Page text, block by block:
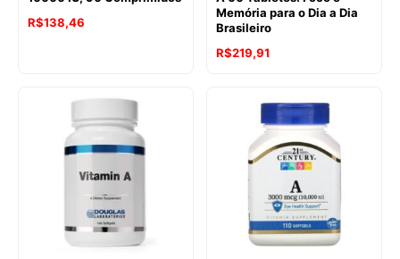
R$138,46
Memória para o Dia a Dia
Brasileiro
R$219,91